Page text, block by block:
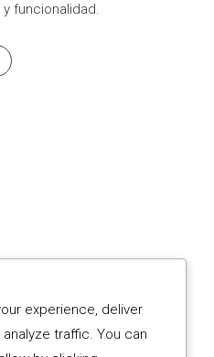
funcionalidad.
experience, deliver
traffic. You can